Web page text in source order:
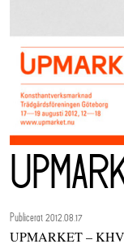
Publicerat 2012.08.17
UPMARKET –